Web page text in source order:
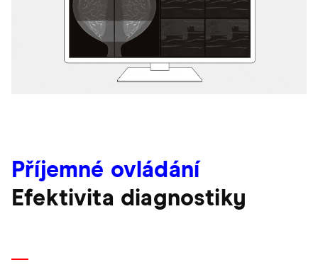
Příjemné ovládání
Efektivita diagnostiky